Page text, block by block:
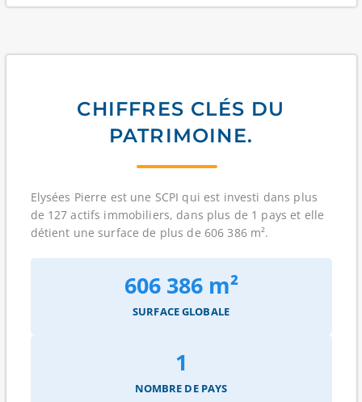
CHIFFRES CLÉS DU
PATRIMOINE.
Elysées Pierre est une SCPI qui est investi dans plus
de 127 actifs immobiliers, dans plus de 1 pays et elle
détient une surface de plus de 606 386 m².
606 386 m²
SURFACE GLOBALE
1
NOMBRE DE PAYS